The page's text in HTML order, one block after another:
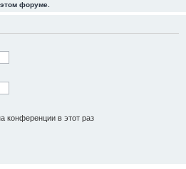
форуме.
конференции в этот раз